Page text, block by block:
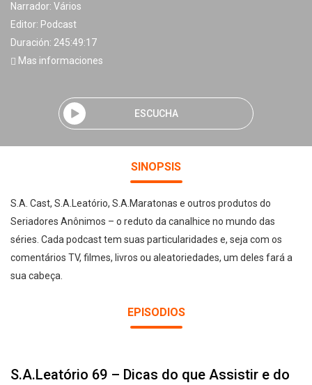
Narrador: Vários
Editor: Podcast
Duración: 245:49:17
Mas informaciones
ESCUCHA
SINOPSIS
S.A. Cast, S.A.Leatório, S.A.Maratonas e outros produtos do
Seriadores Anônimos – o reduto da canalhice no mundo das
séries. Cada podcast tem suas particularidades e, seja com os
comentários TV, filmes, livros ou aleatoriedades, um deles fará a
sua cabeça.
EPISODIOS
S.A.Leatório 69 – Dicas do que Assistir e do